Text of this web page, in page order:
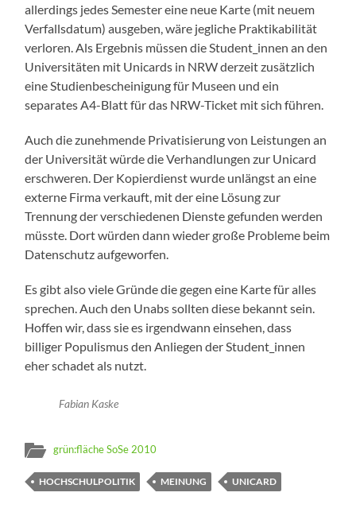
allerdings jedes Semester eine neue Karte (mit neuem
Verfallsdatum) ausgeben, wäre jegliche Praktikabilität
verloren. Als Ergebnis müssen die Student_innen an den
Universitäten mit Unicards in NRW derzeit zusätzlich
eine Studienbescheinigung für Museen und ein
separates A4-Blatt für das NRW-Ticket mit sich führen.
Auch die zunehmende Privatisierung von Leistungen an
der Universität würde die Verhandlungen zur Unicard
erschweren. Der Kopierdienst wurde unlängst an eine
externe Firma verkauft, mit der eine Lösung zur
Trennung der verschiedenen Dienste gefunden werden
müsste. Dort würden dann wieder große Probleme beim
Datenschutz aufgeworfen.
Es gibt also viele Gründe die gegen eine Karte für alles
sprechen. Auch den Unabs sollten diese bekannt sein.
Hoffen wir, dass sie es irgendwann einsehen, dass
billiger Populismus den Anliegen der Student_innen
eher schadet als nutzt.
Fabian Kaske
grün:fläche SoSe 2010
HOCHSCHULPOLITIK MEINUNG UNICARD